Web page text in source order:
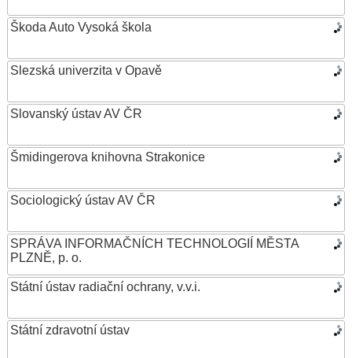
Škoda Auto Vysoká škola
Slezská univerzita v Opavě
Slovanský ústav AV ČR
Šmidingerova knihovna Strakonice
Sociologický ústav AV ČR
SPRÁVA INFORMAČNÍCH TECHNOLOGIÍ MĚSTA
PLZNĚ, p. o.
Státní ústav radiační ochrany, v.v.i.
Státní zdravotní ústav